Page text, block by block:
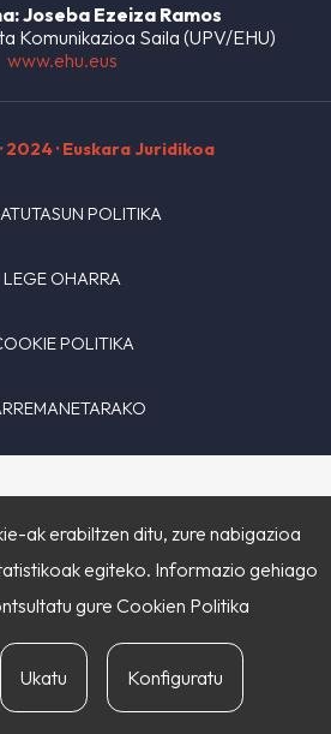
Joseba Ezeiza Ramos
Komunikazioa Saila (UPV/EHU)
www.ehu.eus
· 2024 · Euskara Juridikoa
POLITIKA
LEGE OHARRA
POLITIKA
ak erabiltzen ditu, zure nabigazioa
egiteko. Informazio gehiago
gure Cookien Politika
Ukatu Konfiguratu